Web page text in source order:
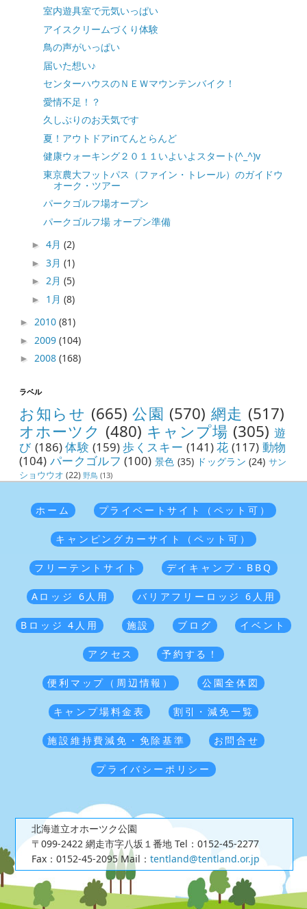
室内遊具室で元気いっぱい
アイスクリームづくり体験
鳥の声がいっぱい
届いた想い♪
センターハウスのＮＥＷマウンテンバイク！
愛情不足！？
久しぶりのお天気です
夏！アウトドアinてんとらんど
健康ウォーキング２０１１いよいよスタート(^_^)v
東京農大フットパス（ファイン・トレール）のガイドウ
オーク・ツアー
パークゴルフ場オープン
パークゴルフ場 オープン準備
►4月(2)
►3月(1)
► 2月(5)
► 1月(8)
► 2010(81)
► 2009(104)
► 2008(168)
ラベル
お知らせ (665) 公園 (570) 網走 (517)
オホーツク (480) キャンプ場 (305) 遊
び (186)体験 (159)歩くスキー (141)花 (117) 動物
(104) パークゴルフ (100) 景色 (35) ドッグラン (24) サン
ショウウオ (22) 野鳥 (13)
ホーム プライベートサイト（ペット可）
キャンピングカーサイト（ペット可）
フリーテントサイト デイキャンプ・BBQ
Aロッジ 6人用 バリアフリーロッジ 6人用
Bロッジ 4人用 施設 ブログ イベント
アクセス 予約する！
便利マップ（周辺情報） 公園全体図
キャンプ場料金表 割引・減免一覧
施設維持費減免・免除基準 お問合せ
プライバシーポリシー
北海道立オホーツク公園
〒099-2422 網走市字八坂１番地 Tel：0152-45-2277
Fax：0152-45-2095Mail： tentland@tentland.or.jp